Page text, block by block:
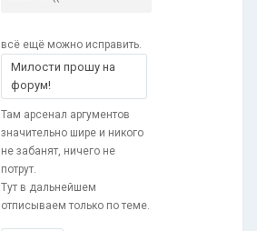
всё ещё можно исправить.
Милости прошу на
форум!
Там арсенал аргументов
значительно шире и никого
не забанят, ничего не
потрут.
Тут в дальнейшем
отписываем только по теме.